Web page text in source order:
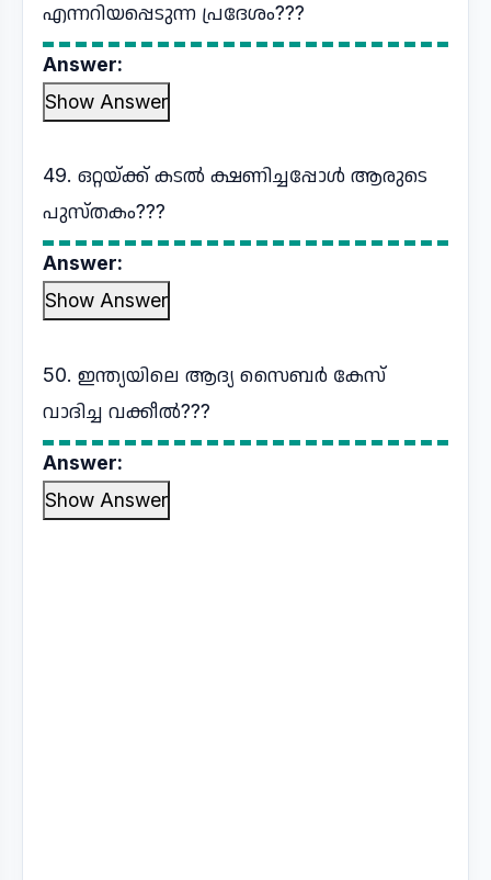
എന്നറിയപ്പെടുന്ന പ്രദേശം???
Answer:
Show Answer
49. ഒറ്റയ്ക്ക് കടൽ ക്ഷണിച്ചപ്പോൾ ആരുടെ
പുസ്തകം???
Answer:
Show Answer
50. ഇന്ത്യയിലെ ആദ്യ സൈബർ കേസ്
വാദിച്ച വക്കീൽ???
Answer:
Show Answer